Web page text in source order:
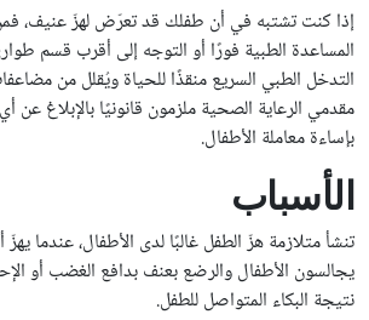
إذا كنت تشتبه في أن طفلك قد تعرّض لهزّ عنيف،
المساعدة الطبية فورًا أو التوجه إلى أقرب قسم
التدخل الطبي السريع منقذًا للحياة ويُقلل من
مقدمي الرعاية الصحية ملزمون قانونيًا بالإبلاغ عن
بإساءة معاملة الأطفال.
الأسباب
تنشأ متلازمة هزّ الطفل غالبًا لدى الأطفال، عندما
يجالسون الأطفال والرضع بعنف بدافع الغضب أو
نتيجة البكاء المتواصل للطفل.